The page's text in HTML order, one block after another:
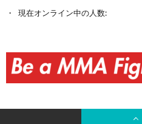
現在オンライン中の人数: